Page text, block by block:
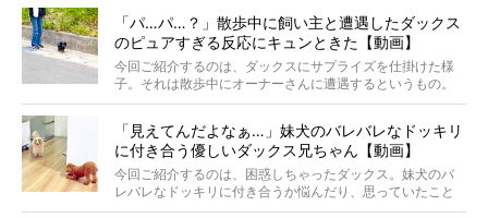
ケメンから愛されているラナは、去年の誕生日に小池さん
からプレゼントしてもらったハーネスをつけて撮影に参加
してくれました。
「パ…パ…？」散歩中に飼い主と遭遇したダックス
のピュアすぎる反応にキュンときた【動画】
今回ご紹介するのは、ダックスにサプライズを仕掛けた様
子。それは散歩中にオーナーさんに遭遇するというもの。
戸惑って歩きを止めたり、すぐに気付いて追いかけたり、
「見えてんだよなぁ…」妹犬のバレバレなドッキリ
に付き合う優しいダックス兄ちゃん【動画】
今回ご紹介するのは、困惑しちゃったダックス。妹犬のバ
レバレなドッキリに付き合うか悩んだり、思っていたこと
と違う事態に陥ったり。そんなお悩み全開なダックスの様